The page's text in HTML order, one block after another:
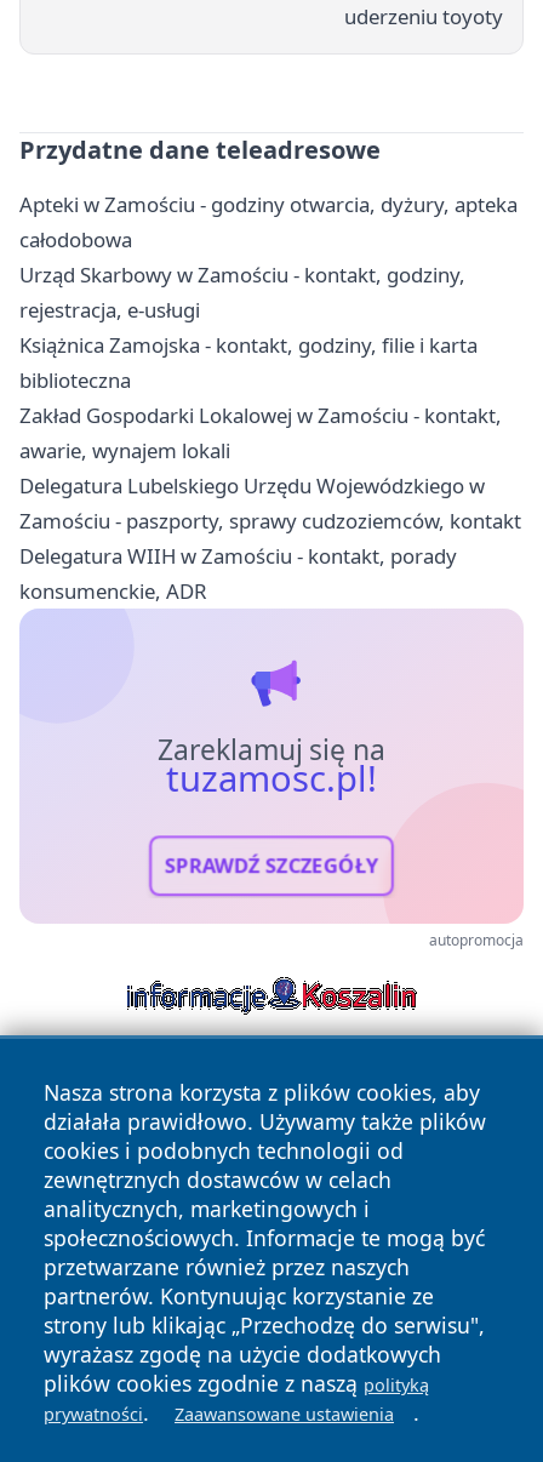
uderzeniu toyoty
Przydatne dane teleadresowe
Apteki w Zamościu - godziny otwarcia, dyżury, apteka
całodobowa
Urząd Skarbowy w Zamościu - kontakt, godziny,
rejestracja, e-usługi
Książnica Zamojska - kontakt, godziny, filie i karta
biblioteczna
Zakład Gospodarki Lokalowej w Zamościu - kontakt,
awarie, wynajem lokali
Delegatura Lubelskiego Urzędu Wojewódzkiego w
Zamościu - paszporty, sprawy cudzoziemców, kontakt
Delegatura WIIH w Zamościu - kontakt, porady
konsumenckie, ADR
Zareklamuj się na
tuzamosc.pl!
SPRAWDŹ SZCZEGÓŁY
autopromocja
Nasza strona korzysta z plików cookies, aby
działała prawidłowo. Używamy także plików
cookies i podobnych technologii od
zewnętrznych dostawców w celach
analitycznych, marketingowych i
społecznościowych. Informacje te mogą być
przetwarzane również przez naszych
partnerów. Kontynuując korzystanie ze
strony lub klikając „Przechodzę do serwisu",
wyrażasz zgodę na użycie dodatkowych
plików cookies zgodnie z naszą polityką
prywatności. Zaawansowane ustawienia .
Copyright © 2026 tuzamosc.pl Wszystkie prawa zastrzeżone.
News Autorzy
Polityka
Prywatności
Polityka
Cookies